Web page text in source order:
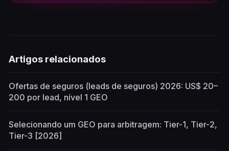
Artigos relacionados
Ofertas de seguros (leads de seguros) 2026: US$ 20–
200 por lead, nível 1 GEO
Selecionando um GEO para arbitragem: Tier-1, Tier-2,
Tier-3 [2026]